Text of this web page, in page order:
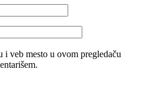
i veb mesto u ovom pregledaču